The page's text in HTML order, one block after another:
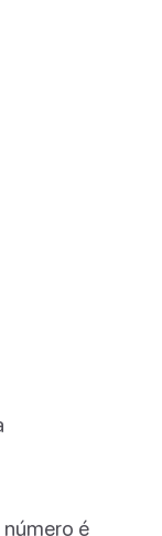
é